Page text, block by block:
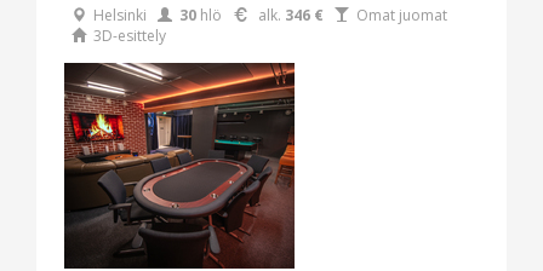
Helsinki 30 hlö alk. 346 €
Omat juomat
3D-esittely